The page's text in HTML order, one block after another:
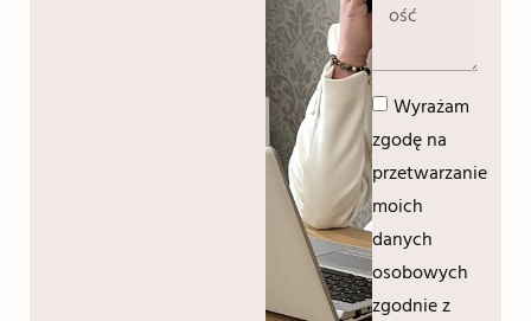
Wyrażam
zgodę na
przetwarzanie
moich
danych
osobowych
zgodnie z